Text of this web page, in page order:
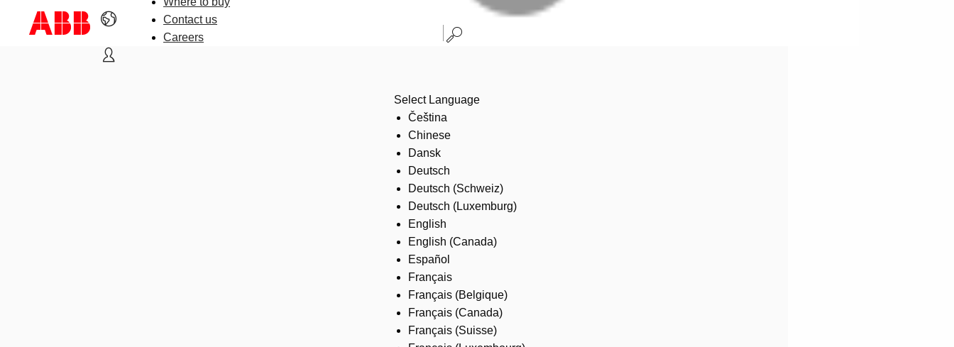
Contact us
Careers
Select Language
Čeština
Chinese
Dansk
Deutsch
Deutsch (Schweiz)
Deutsch (Luxemburg)
English
English (Canada)
Español
Français
Français (Belgique)
Français (Canada)
Français (Suisse)